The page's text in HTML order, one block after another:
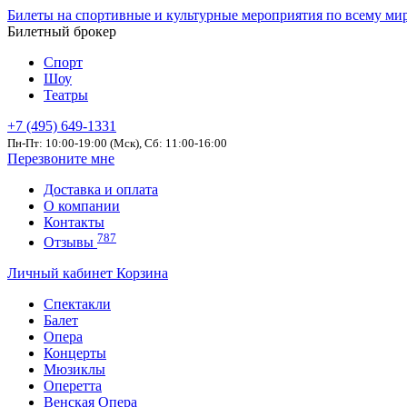
Билеты на спортивные и культурные мероприятия по всему
Билетный брокер
Спорт
Шоу
Театры
+7 (495) 649-1331
Пн-Пт: 10:00-19:00 (Мск), Сб: 11:00-16:00
Перезвоните мне
Доставка и оплата
О компании
Контакты
Отзывы 787
Личный кабинет Корзина
Спектакли
Балет
Опера
Концерты
Мюзиклы
Оперетта
Венская Опера